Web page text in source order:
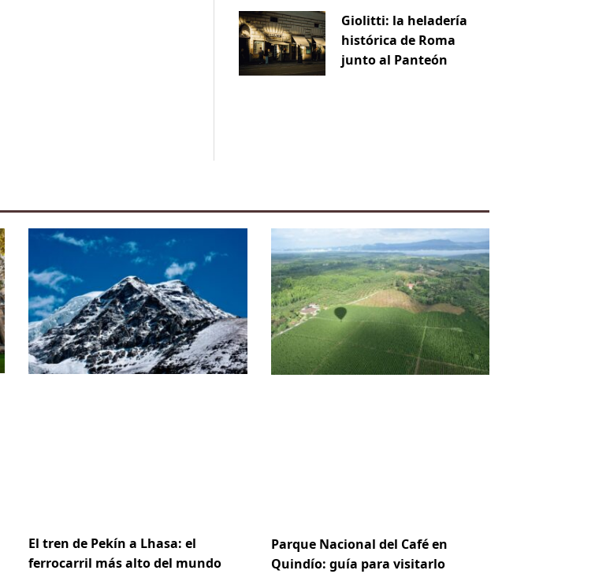
Giolitti: la heladería
histórica de Roma
junto al Panteón
El tren de Pekín a Lhasa: el
ferrocarril más alto del mundo
Parque Nacional del Café en
Quindío: guía para visitarlo